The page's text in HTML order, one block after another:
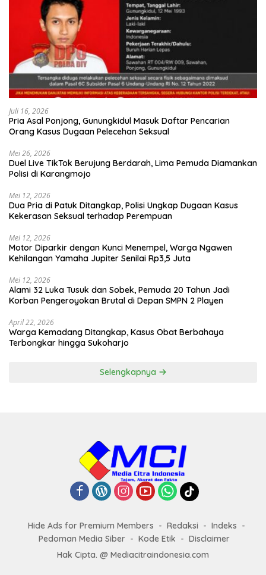
Juli 16, 2026
Pria Asal Ponjong, Gunungkidul Masuk Daftar Pencarian
Orang Kasus Dugaan Pelecehan Seksual
Mei 26, 2026
Duel Live TikTok Berujung Berdarah, Lima Pemuda Diamankan
Polisi di Karangmojo
Mei 12, 2026
Dua Pria di Patuk Ditangkap, Polisi Ungkap Dugaan Kasus
Kekerasan Seksual terhadap Perempuan
Mei 12, 2026
Motor Diparkir dengan Kunci Menempel, Warga Ngawen
Kehilangan Yamaha Jupiter Senilai Rp3,5 Juta
Mei 12, 2026
Alami 32 Luka Tusuk dan Sobek, Pemuda 20 Tahun Jadi
Korban Pengeroyokan Brutal di Depan SMPN 2 Playen
April 22, 2026
Warga Kemadang Ditangkap, Kasus Obat Berbahaya
Terbongkar hingga Sukoharjo
Selengkapnya
Hide Ads for Premium Members Redaksi
Indeks
Pedoman Media Siber
Kode Etik
Disclaimer
Hak Cipta. @ Mediacitraindonesia.com